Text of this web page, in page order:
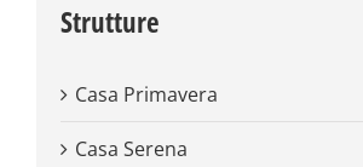
Strutture
Casa Primavera
Casa Serena